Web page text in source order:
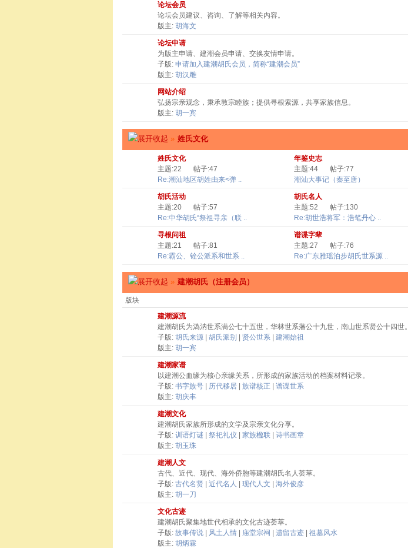
论坛会员
论坛会员建议、咨询、了解等相关内容。
版主: 胡海文
论坛申请
为版主申请、建潮会员申请、交换友情申请。
子版: 申请加入建潮胡氏会员，简称“建潮会员”
版主: 胡汉雕
网站介绍
弘扬宗亲观念，秉承敦宗睦族；提供寻根索源，共享家族信息。
版主: 胡一宾
» 姓氏文化
姓氏文化
主题:22
帖子:47
Re:潮汕地区胡姓由来<弹 ..
年鉴史志
主题:44
帖子:77
潮汕大事记（秦至唐）
胡氏活动
主题:20
帖子:57
Re:中华胡氏“祭祖寻亲（联 ..
胡氏名人
主题:52
帖子:130
Re:胡世浩将军：浩笔丹心 ..
寻根问祖
主题:21
帖子:81
Re:霸公、铨公派系和世系 ..
谱谍字辈
主题:27
帖子:76
Re:广东雅瑶泊步胡氏世系源 ..
» 建潮胡氏（注册会员）
版块
建潮源流
建潮胡氏为溈汭世系满公七十五世，华林世系藩公十九世，南山世系贤公十四世。
子版: 胡氏来源 胡氏派别 贤公世系
建潮始祖
版主: 胡一宾
建潮家谱
以建潮公血缘为核心亲缘关系，所形成的家族活动的档案材料记录。
子版: 书字族号 历代移居 族谱核正
谱谍世系
版主: 胡庆丰
建潮文化
建潮胡氏家族所形成的文学及宗亲文化分享。
子版: 训语灯谜 祭祀礼仪 家族楹联
诗书画章
版主: 胡玉珠
建潮人文
古代、近代、现代、海外侨胞等建潮胡氏名人荟萃。
子版: 古代名贤 近代名人 现代人文
海外俊彦
版主: 胡一刀
文化古迹
建潮胡氏聚集地世代相承的文化古迹荟萃。
子版: 故事传说 风土人情 庙堂宗祠 遗留古迹
祖墓风水
版主: 胡炳霖